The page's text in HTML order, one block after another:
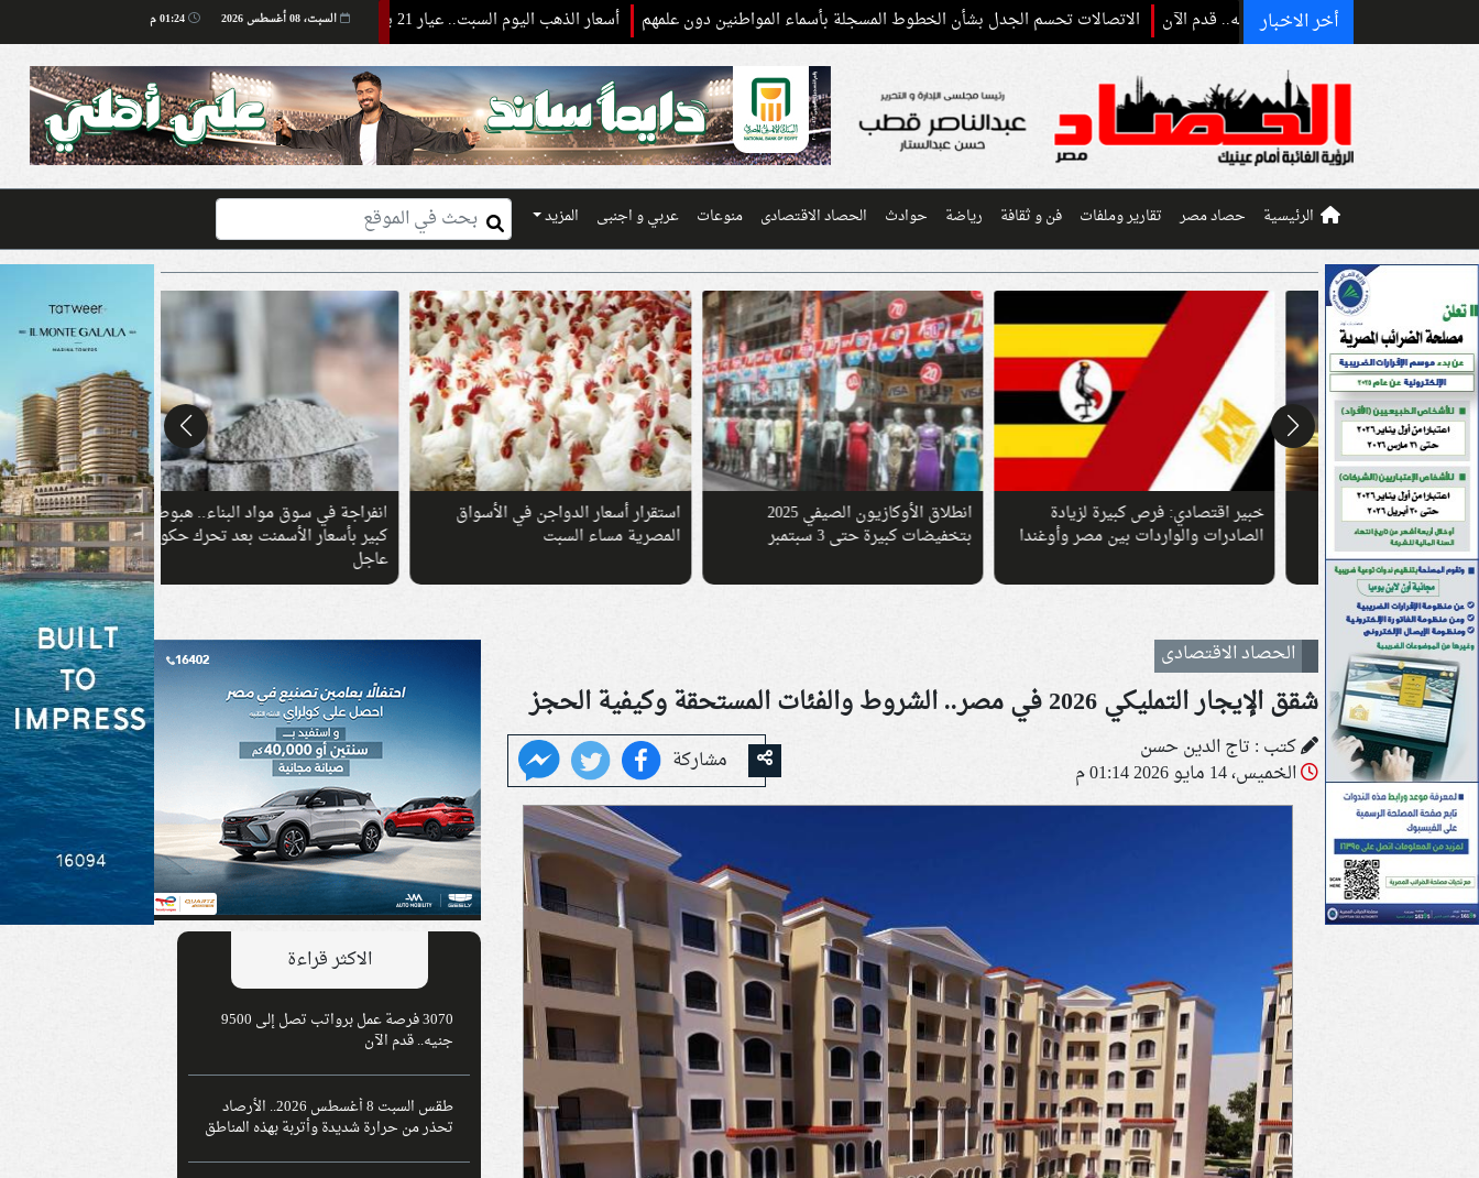
أخر الاخبار الاتصالات تحسم الجدل بشأن الخطوط المسجلة بأسماء المواطنين دون علمهم أسعار الذهب اليوم السبت.. عيار 21 يلامس الـ 7 آلاف جنيها طقس السبت 8 أغسطس 2026.. الأرصاد تحذر من حرارة شديدة وأتربة بهذه المناطقالسبت، 08 أغسطس 2026
الرئيسية حصاد مصر تقارير وملفات فن و ثقافة رياضة حوادث الحصاد الاقتصادى منوعات عربي و اجنبى المزيد
القياسية خبير اقتصادي: فرص كبيرة لزيادة
الصادرات والواردات بين مصر وأوغندا
انطلاق الأوكازيون الصيفي 2025
بتخفيضات كبيرة حتى 3 سبتمبر
استقرار أسعار الدواجن في الأسواق
المصرية مساء السبت
انفراجة في سوق مواد البناء.. هبوط
كبير بأسعار الأسمنت بعد تحرك حكومي
بدء الأوكازيون
تصل إلى
على المحلات
الحصاد الاقتصادى
شقق الإيجار التمليكي 2026 في مصر.. الشروط والفئات المستحقة وكيفية الحجز
كتب : تاج الدين حسن
الخميس، 14 مايو 2026 01:14 م
مشاركة
الاكثر قراءة
3070 فرصة عمل برواتب تصل إلى 9500
جنيه.. قدم الآن
طقس السبت 8 أغسطس 2026.. الأرصاد
تحذر من حرارة شديدة وأتربة بهذه المناطق